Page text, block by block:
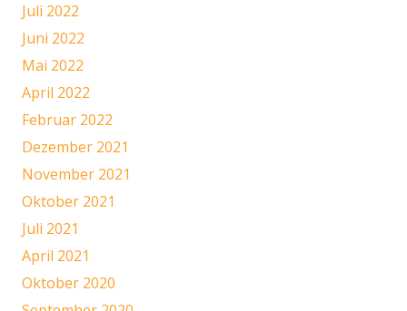
Juli 2022
Juni 2022
Mai 2022
April 2022
Februar 2022
Dezember 2021
November 2021
Oktober 2021
Juli 2021
April 2021
Oktober 2020